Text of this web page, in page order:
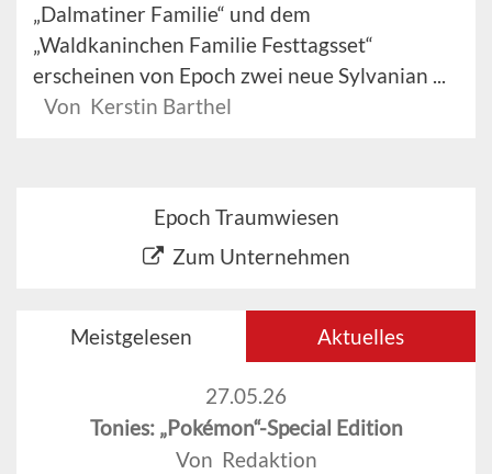
„Dalmatiner Familie“ und dem
„Waldkaninchen Familie Festtagsset“
erscheinen von Epoch zwei neue Sylvanian ...
Von Kerstin Barthel
Epoch Traumwiesen
Zum Unternehmen
Meistgelesen Aktuelles
27.05.26
Tonies: „Pokémon“-Special Edition
Von Redaktion